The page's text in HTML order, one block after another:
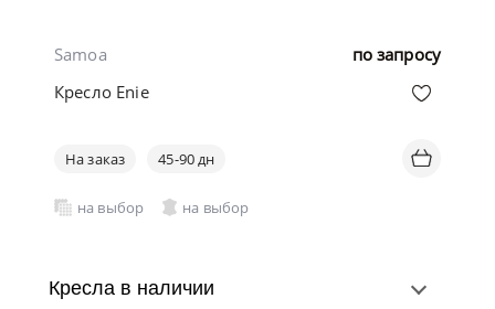
по запросу
Samoa
Кресло Enie
На заказ 45-90 дн
на выбор на выбор
Кресла в наличии